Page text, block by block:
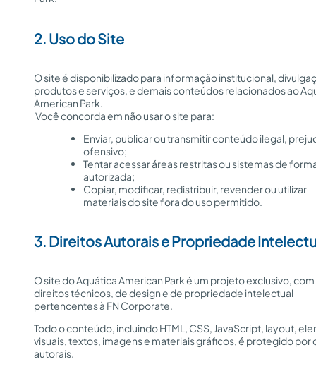
2. Uso do Site
O site é disponibilizado para informação institucional,
produtos e serviços, e demais conteúdos relacionados ao
American Park.
Você concorda em não usar o site para:
Enviar, publicar ou transmitir conteúdo ilegal,
ofensivo;
Tentar acessar áreas restritas ou sistemas de
autorizada;
Copiar, modificar, redistribuir, revender ou utilizar
materiais do site fora do uso permitido.
3. Direitos Autorais e Propriedade
O site do Aquática American Park é um projeto exclusivo, com
direitos técnicos, de design e de propriedade intelectual
pertencentes à FN Corporate.
Todo o conteúdo, incluindo HTML, CSS, JavaScript, layout,
visuais, textos, imagens e materiais gráficos, é protegido por
autorais.